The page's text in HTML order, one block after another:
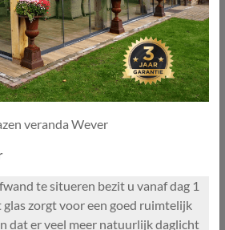
veranda Wever
te situeren bezit u vanaf dag 1
zorgt voor een goed ruimtelijk
dat er veel meer natuurlijk daglicht